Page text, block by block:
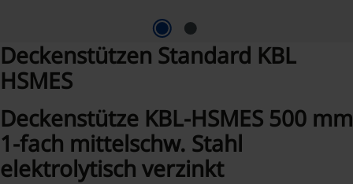
Deckenstützen Standard KBL
HSMES
Deckenstütze KBL-HSMES 500 mm
1-fach mittelschw. Stahl
elektrolytisch verzinkt